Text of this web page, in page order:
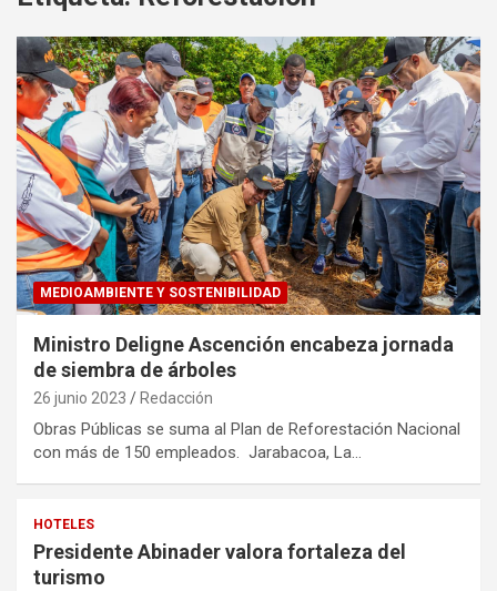
MEDIOAMBIENTE Y SOSTENIBILIDAD
Ministro Deligne Ascención encabeza jornada
de siembra de árboles
26 junio 2023 Redacción
Obras Públicas se suma al Plan de Reforestación Nacional
con más de 150 empleados. Jarabacoa, La…
HOTELES
Presidente Abinader valora fortaleza del
turismo